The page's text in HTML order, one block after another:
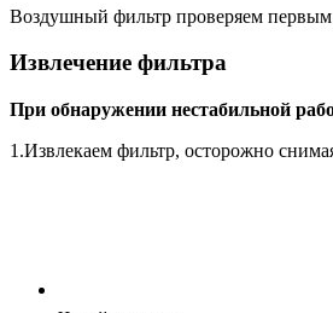
Воздушный фильтр проверяем
Извлечение фильтра
При обнаружении нестабильной
1.Извлекаем фильтр, осторожно